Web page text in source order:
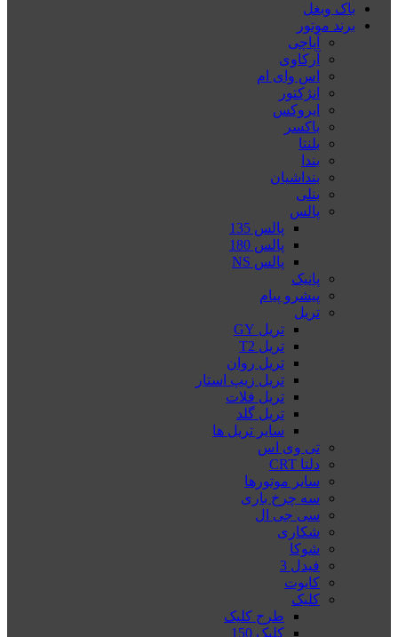
باک وبغل
برند موتور
آپاچی
آرکاوی
اس وای ام
انژکتور
ایروکس
باکسر
بلنتا
بندا
بنداشیان
بنلی
پالس
پالس 135
پالس 180
پالس NS
پانیک
پیشرو پیام
تریل
تریل GY
تریل T2
تریل روان
تریل زیپ استار
تریل فلات
تریل گلد
سایر تریل ها
تی وی اس
دلتا CRT
سایر موتورها
سه چرخ باری
سی جی ال
شکاری
شوکا
فیدل 3
کایوت
کلیک
طرح کلیک
کلیک 150